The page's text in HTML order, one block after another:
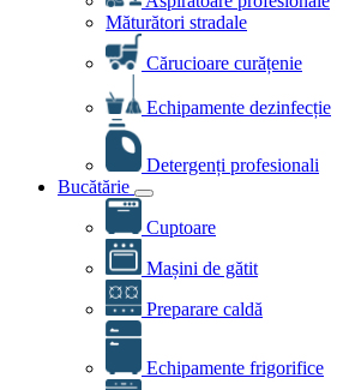
Măturători stradale
Cărucioare curățenie
Echipamente dezinfecție
Detergenți profesionali
Bucătărie
Cuptoare
Mașini de gătit
Preparare caldă
Echipamente frigorifice